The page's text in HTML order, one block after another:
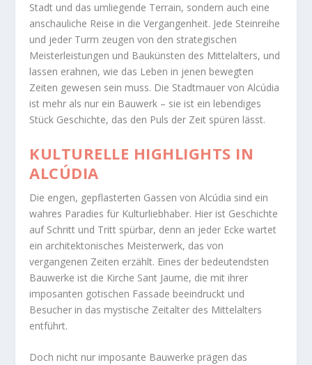
Stadt und das umliegende Terrain, sondern auch eine
anschauliche Reise in die Vergangenheit. Jede Steinreihe
und jeder Turm zeugen von den strategischen
Meisterleistungen und Baukünsten des Mittelalters, und
lassen erahnen, wie das Leben in jenen bewegten
Zeiten gewesen sein muss. Die Stadtmauer von Alcúdia
ist mehr als nur ein Bauwerk – sie ist ein lebendiges
Stück Geschichte, das den Puls der Zeit spüren lässt.
KULTURELLE HIGHLIGHTS IN
ALCÚDIA
Die engen, gepflasterten Gassen von Alcúdia sind ein
wahres Paradies für Kulturliebhaber. Hier ist Geschichte
auf Schritt und Tritt spürbar, denn an jeder Ecke wartet
ein architektonisches Meisterwerk, das von
vergangenen Zeiten erzählt. Eines der bedeutendsten
Bauwerke ist die Kirche Sant Jaume, die mit ihrer
imposanten gotischen Fassade beeindruckt und
Besucher in das mystische Zeitalter des Mittelalters
entführt.
Doch nicht nur imposante Bauwerke prägen das